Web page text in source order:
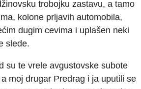
trobojku zastavu, a tamo
kolone prljavih automobila,
dugim cevima i uplašen neki
slede.
su te vrele avgustovske subote
moj drugar Predrag i ja uputili se